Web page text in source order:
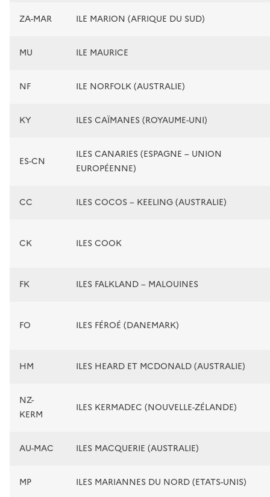
ZA-MAR ILE MARION (AFRIQUE DU SUD)
MU ILE MAURICE
NF ILE NORFOLK (AUSTRALIE)
KY ILES CAÏMANES (ROYAUME-UNI)
ES-CN
ILES CANARIES (ESPAGNE – UNION
EUROPÉENNE)
CC ILES COCOS – KEELING (AUSTRALIE)
CK ILES COOK
FK ILES FALKLAND – MALOUINES
FO ILES FÉROÉ (DANEMARK)
HM ILES HEARD ET MCDONALD (AUSTRALIE)
NZ-
KERM
ILES KERMADEC (NOUVELLE-ZÉLANDE)
AU-MAC ILES MACQUERIE (AUSTRALIE)
MP ILES MARIANNES DU NORD (ETATS-UNIS)